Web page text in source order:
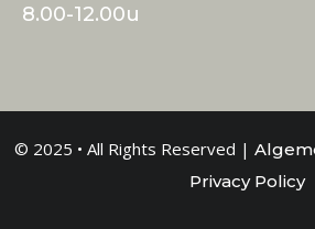
8.00-12.00u
© 2025 • All Rights Reserved |
Privacy Policy